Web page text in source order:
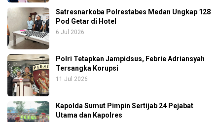
Satresnarkoba Polrestabes Medan Ungkap 128
Pod Getar di Hotel
6 Jul 2026
Polri Tetapkan Jampidsus, Febrie Adriansyah
Tersangka Korupsi
11 Jul 2026
Kapolda Sumut Pimpin Sertijab 24 Pejabat
Utama dan Kapolres